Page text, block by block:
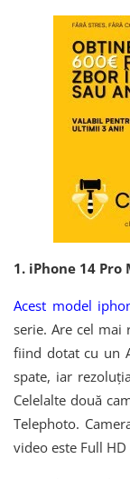
1. iPhone 14 Pro
Acest model
serie. Are cel mai
fiind dotat cu un
spate, iar
Celelalte două
Telephoto.
video este Full